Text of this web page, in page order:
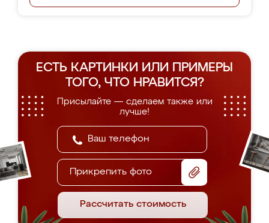
ЕСТЬ КАРТИНКИ ИЛИ ПРИМЕРЫ
ТОГО, ЧТО НРАВИТСЯ?
Присылайте — сделаем также или
лучше!
Прикрепить фото
Рассчитать стоимость